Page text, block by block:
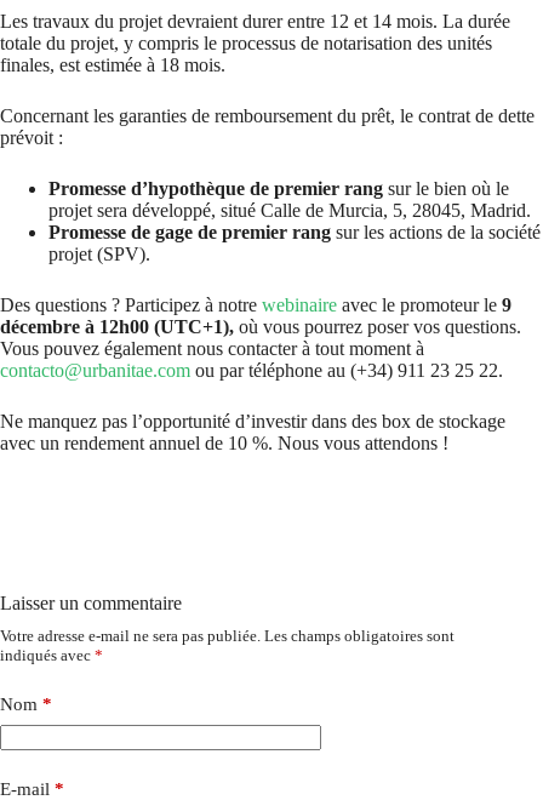
Les travaux du projet devraient durer entre 12 et 14 mois. La durée
totale du projet, y compris le processus de notarisation des unités
finales, est estimée à 18 mois.
Concernant les garanties de remboursement du prêt, le contrat de dette
prévoit :
Promesse d’hypothèque de premier rang sur le bien où le
projet sera développé, situé Calle de Murcia, 5, 28045, Madrid.
Promesse de gage de premier rang sur les actions de la société
projet (SPV).
Des questions ? Participez à notre webinaire avec le promoteur le 9
décembre à 12h00 (UTC+1), où vous pourrez poser vos questions.
Vous pouvez également nous contacter à tout moment à
contacto@urbanitae.com ou par téléphone au (+34) 911 23 25 22.
Ne manquez pas l’opportunité d’investir dans des box de stockage
avec un rendement annuel de 10 %. Nous vous attendons !
Laisser un commentaire
Votre adresse e-mail ne sera pas publiée. Les champs obligatoires sont
indiqués avec *
Nom *
E-mail *